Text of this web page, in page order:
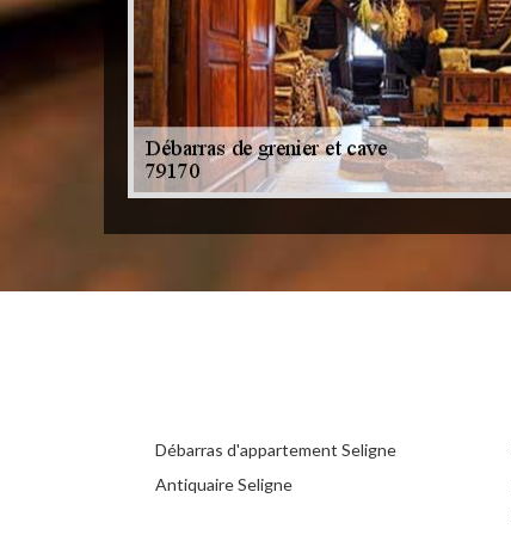
Débarras d'appartement Seligne
Antiquaire Seligne